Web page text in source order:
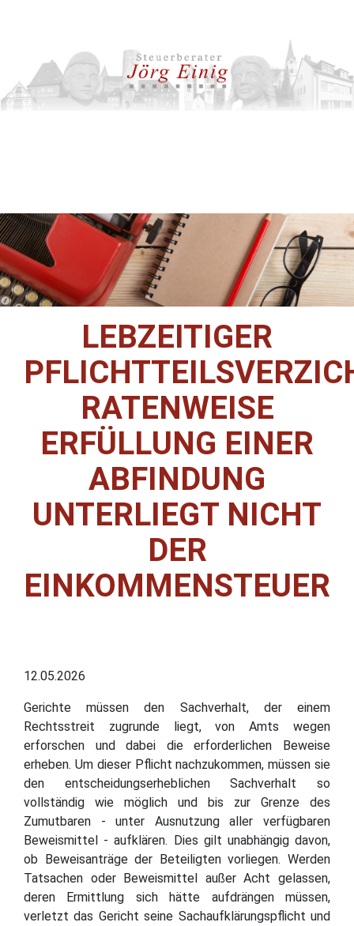
LEBZEITIGER
RATENWEISE
ERFÜLLUNG EINER
ABFINDUNG
UNTERLIEGT NICHT
DER
EINKOMMENSTEUER
12.05.2026
Gerichte müssen den Sachverhalt, der einem
Rechtsstreit zugrunde liegt, von Amts wegen
erforschen und dabei die erforderlichen Beweise
erheben. Um dieser Pflicht nachzukommen, müssen sie
den entscheidungserheblichen Sachverhalt so
vollständig wie möglich und bis zur Grenze des
Zumutbaren - unter Ausnutzung aller verfügbaren
Beweismittel - aufklären. Dies gilt unabhängig davon,
ob Beweisanträge der Beteiligten vorliegen. Werden
Tatsachen oder Beweismittel außer Acht gelassen,
deren Ermittlung sich hätte aufdrängen müssen,
verletzt das Gericht seine Sachaufklärungspflicht und